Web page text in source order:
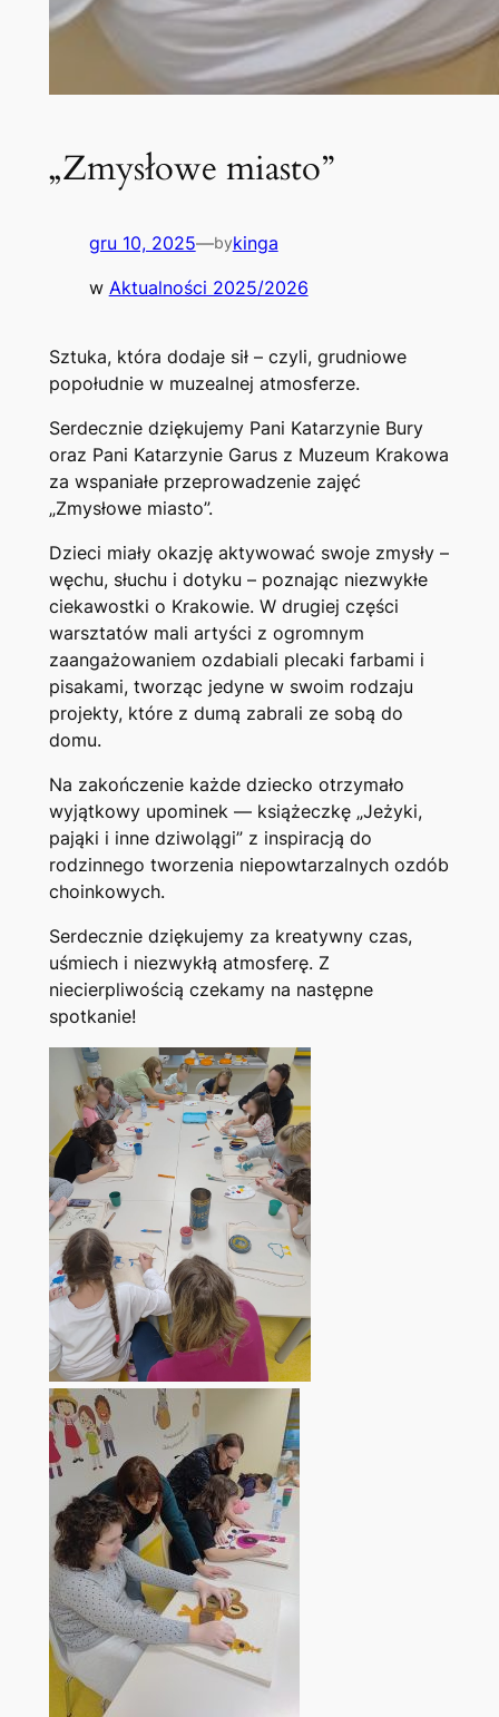
„Zmysłowe miasto”
gru 10, 2025—bykinga
w Aktualności 2025/2026
Sztuka, która dodaje sił – czyli, grudniowe
popołudnie w muzealnej atmosferze.
Serdecznie dziękujemy Pani Katarzynie Bury
oraz Pani Katarzynie Garus z Muzeum Krakowa
za wspaniałe przeprowadzenie zajęć
„Zmysłowe miasto”.
Dzieci miały okazję aktywować swoje zmysły –
węchu, słuchu i dotyku – poznając niezwykłe
ciekawostki o Krakowie. W drugiej części
warsztatów mali artyści z ogromnym
zaangażowaniem ozdabiali plecaki farbami i
pisakami, tworząc jedyne w swoim rodzaju
projekty, które z dumą zabrali ze sobą do
domu.
Na zakończenie każde dziecko otrzymało
wyjątkowy upominek — książeczkę „Jeżyki,
pająki i inne dziwolągi” z inspiracją do
rodzinnego tworzenia niepowtarzalnych ozdób
choinkowych.
Serdecznie dziękujemy za kreatywny czas,
uśmiech i niezwykłą atmosferę. Z
niecierpliwością czekamy na następne
spotkanie!